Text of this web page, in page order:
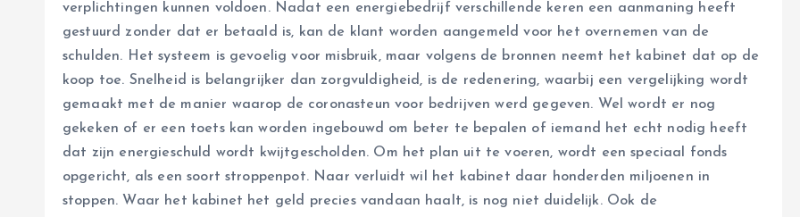
verplichtingen kunnen voldoen. Nadat een energiebedrijf verschillende keren een aanmaning heeft
gestuurd zonder dat er betaald is, kan de klant worden aangemeld voor het overnemen van de
schulden. Het systeem is gevoelig voor misbruik, maar volgens de bronnen neemt het kabinet dat op de
koop toe. Snelheid is belangrijker dan zorgvuldigheid, is de redenering, waarbij een vergelijking wordt
gemaakt met de manier waarop de coronasteun voor bedrijven werd gegeven. Wel wordt er nog
gekeken of er een toets kan worden ingebouwd om beter te bepalen of iemand het echt nodig heeft
dat zijn energieschuld wordt kwijtgescholden. Om het plan uit te voeren, wordt een speciaal fonds
opgericht, als een soort stroppenpot. Naar verluidt wil het kabinet daar honderden miljoenen in
stoppen. Waar het kabinet het geld precies vandaan haalt, is nog niet duidelijk. Ook de